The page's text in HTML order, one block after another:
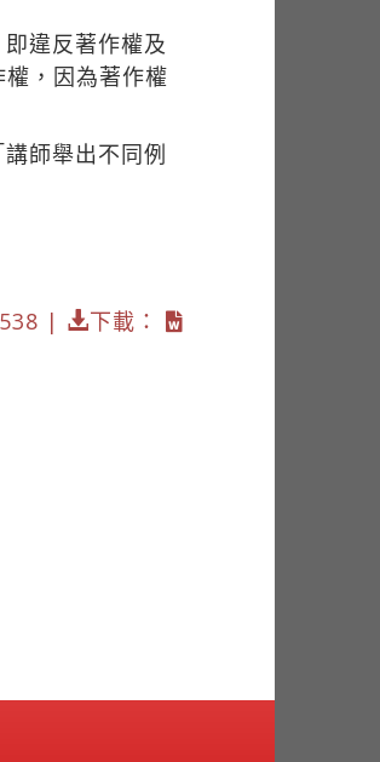
違反著作權及
，因為著作權
師舉出不同例
| 下載：